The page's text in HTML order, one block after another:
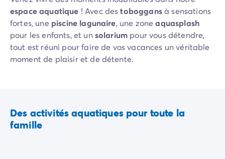
Camping Rhône-Alpes
Camping Ardèche
Camping Vallon-Pont-d'Arc
Camping Drôme
Camping Haute-Savoie
Camping Cantabria
Camping Santander
espace aquatique ! Avec destoboggansà sensations
fortes, une piscine lagunaire, une zoneaquasplash
pour les enfants, et unsolarium pour vous détendre,
tout est réuni pour faire de vos vacances un véritable
moment de plaisir et de détente.
Des activités aquatiques pour toute la
famille